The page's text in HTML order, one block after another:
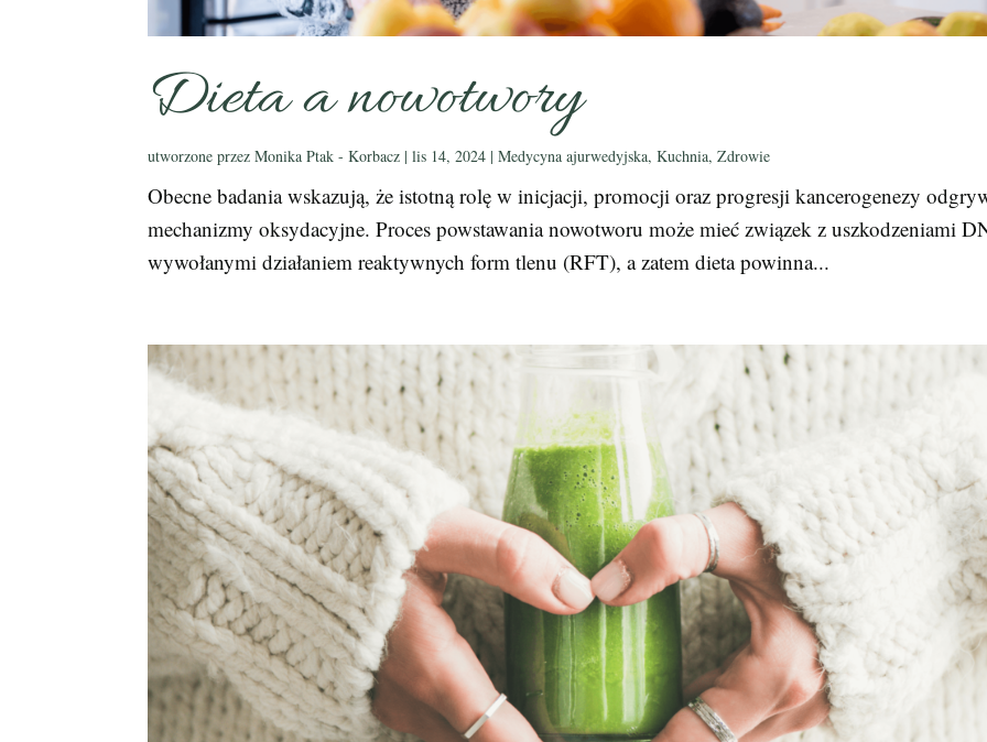
Dieta a nowotwory
utworzone przezMonika Ptak - Korbacz |lis 14, 2024 |Medycyna ajurwedyjska,Kuchnia,Zdrowie
Obecne badania wskazują, że istotną rolę w inicjacji, promocji oraz progresji kancerogenezy
mechanizmy oksydacyjne. Proces powstawania nowotworu może mieć związek z uszkodzeniami
wywołanymi działaniem reaktywnych form tlenu (RFT), a zatem dieta powinna...